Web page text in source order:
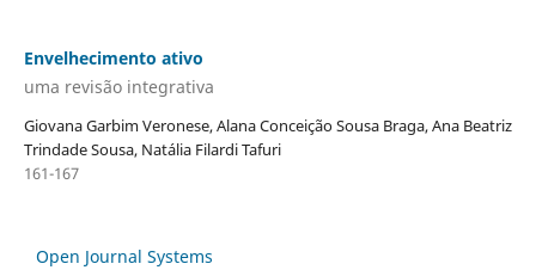
Envelhecimento ativo
uma revisão integrativa
Giovana Garbim Veronese, Alana Conceição Sousa Braga, Ana Beatriz
Trindade Sousa, Natália Filardi Tafuri
161-167
Open Journal Systems